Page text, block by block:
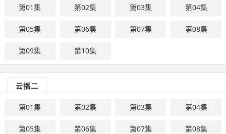
第01集 第02集 第03集 第04集
第05集 第06集 第07集 第08集
第09集 第10集
云播二
第01集 第02集 第03集 第04集
第05集 第06集 第07集 第08集